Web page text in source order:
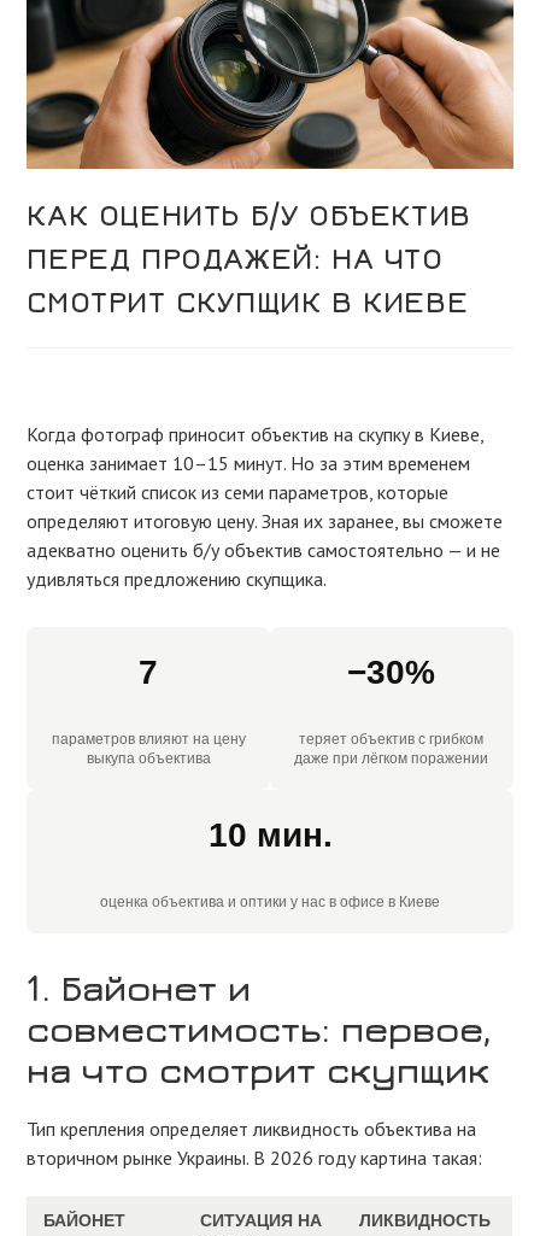
КАК ОЦЕНИТЬ Б/У ОБЪЕКТИВ
ПЕРЕД ПРОДАЖЕЙ: НА ЧТО
СМОТРИТ СКУПЩИК В КИЕВЕ
Когда фотограф приносит объектив на скупку в Киеве,
оценка занимает 10–15 минут. Но за этим временем
стоит чёткий список из семи параметров, которые
определяют итоговую цену. Зная их заранее, вы сможете
адекватно оценить б/у объектив самостоятельно — и не
удивляться предложению скупщика.
7
параметров влияют на цену
выкупа объектива
−30%
теряет объектив с грибком
даже при лёгком поражении
10 мин.
оценка объектива и оптики у нас в офисе в Киеве
1. Байонет и
совместимость: первое,
на что смотрит скупщик
Тип крепления определяет ликвидность объектива на
вторичном рынке Украины. В 2026 году картина такая:
БАЙОНЕТ
СИТУАЦИЯ НА
ЛИКВИДНОСТЬ